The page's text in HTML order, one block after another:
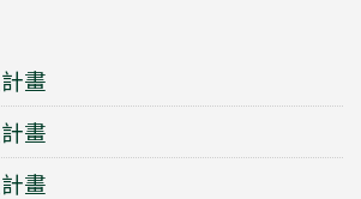
畫
畫
畫